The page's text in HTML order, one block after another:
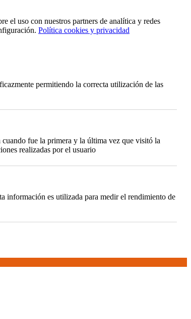
el uso con nuestros partners de analítica y redes
Política cookies y privacidad
permitiendo la correcta utilización de las
fue la primera y la última vez que visitó la
realizadas por el usuario
información es utilizada para medir el rendimiento de